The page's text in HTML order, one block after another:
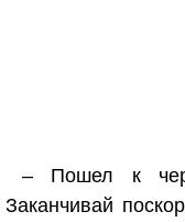
– Пошел к
Заканчивай